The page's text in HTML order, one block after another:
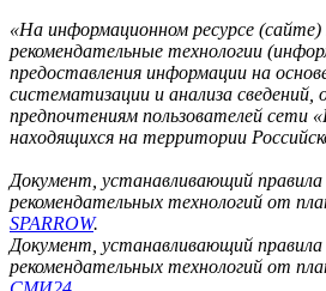
«На информационном ресурсе
рекомендательные технологии
предоставления информации на
систематизации и анализа сведений,
предпочтениям пользователей сети
находящихся на территории
Документ, устанавливающий правила
рекомендательных технологий от
SPARROW.
Документ, устанавливающий правила
рекомендательных технологий от